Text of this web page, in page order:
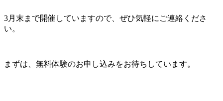
3月末まで開催していますので、ぜひ気軽にご連絡くださ
い。
まずは、無料体験のお申し込みをお待ちしています。